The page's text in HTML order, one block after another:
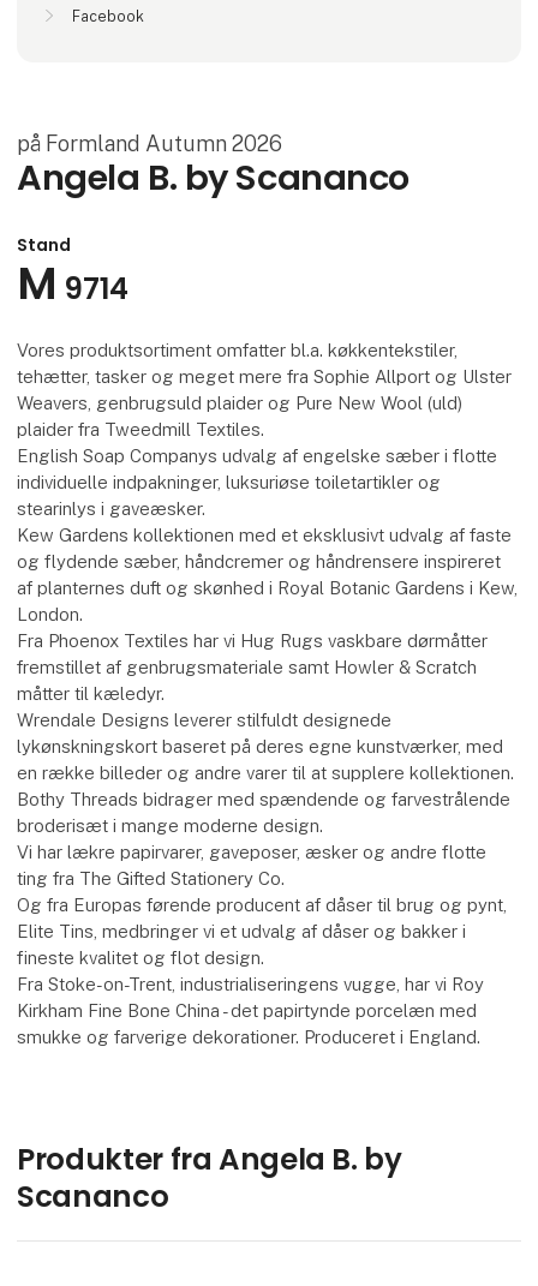
Facebook
på Formland Autumn 2026
Angela B. by Scananco
Stand
M 9714
Vores produktsortiment omfatter bl.a. køkkentekstiler,
tehætter, tasker og meget mere fra Sophie Allport og Ulster
Weavers, genbrugsuld plaider og Pure New Wool (uld)
plaider fra Tweedmill Textiles.
English Soap Companys udvalg af engelske sæber i flotte
individuelle indpakninger, luksuriøse toiletartikler og
stearinlys i gaveæsker.
Kew Gardens kollektionen med et eksklusivt udvalg af faste
og flydende sæber, håndcremer og håndrensere inspireret
af planternes duft og skønhed i Royal Botanic Gardens i Kew,
London.
Fra Phoenox Textiles har vi Hug Rugs vaskbare dørmåtter
fremstillet af genbrugsmateriale samt Howler & Scratch
måtter til kæledyr.
Wrendale Designs leverer stilfuldt designede
lykønskningskort baseret på deres egne kunstværker, med
en række billeder og andre varer til at supplere kollektionen.
Bothy Threads bidrager med spændende og farvestrålende
broderisæt i mange moderne design.
Vi har lækre papirvarer, gaveposer, æsker og andre flotte
ting fra The Gifted Stationery Co.
Og fra Europas førende producent af dåser til brug og pynt,
Elite Tins, medbringer vi et udvalg af dåser og bakker i
fineste kvalitet og flot design.
Fra Stoke-on-Trent, industrialiseringens vugge, har vi Roy
Kirkham Fine Bone China - det papirtynde porcelæn med
smukke og farverige dekorationer. Produceret i England.
Produkter fra Angela B. by
Scananco